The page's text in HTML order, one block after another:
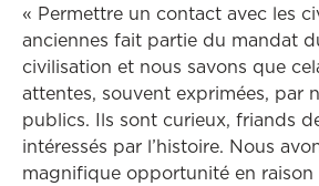
« Permettre un contact avec les
anciennes fait partie du mandat
civilisation et nous savons que
attentes, souvent exprimées, par
publics. Ils sont curieux, friands
intéressés par l’histoire. Nous
magnifique opportunité en